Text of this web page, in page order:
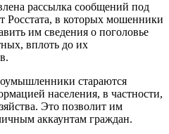
рассылка сообщений под
в которых мошенники
им сведения о поголовье
вплоть до их
стараются
населения, в частности,
Это позволит им
аккаунтам граждан.